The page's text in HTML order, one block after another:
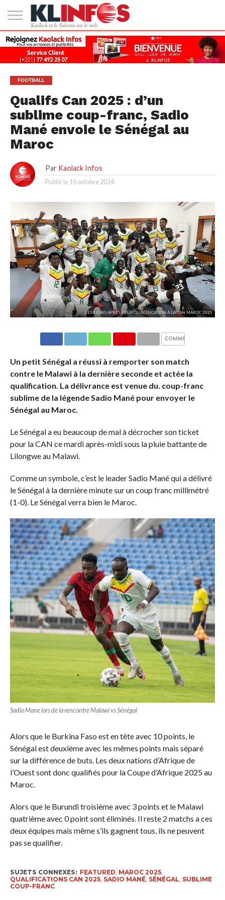
#2
(PAS
DE
TITRE)
KAOLACK
POLITIQUE
ECONOMIE
SOCIÉTÉ
CULTURE
PEOPLE
SPORT
SANTÉ
AFRIQUE
INTERNATIONAL
EMPLOI &
FORMATION
FOOTBALL
Qualifs Can 2025 : d’un
sublime coup-franc, Sadio
Mané envoie le Sénégal au
Maroc
Par Kaolack Infos
Publié le 15 octobre 2024
LES LIONS APRÈS LEUR QUALIFICATION À LA CAN MAROC 2025
COMMENTAIRES
Un petit Sénégal a réussi à remporter son match
contre le Malawi à la dernière seconde et actée la
qualification. La délivrance est venue du. coup-franc
sublime de la légende Sadio Mané pour envoyer le
Sénégal au Maroc.
Le Sénégal a eu beaucoup de mal à décrocher son ticket
pour la CAN ce mardi après-midi sous la pluie battante de
Lilongwe au Malawi.
Comme un symbole, c’est le leader Sadio Mané qui a délivré
le Sénégal à la dernière minute sur un coup franc millimétré
(1-0). Le Sénégal verra bien le Maroc.
Sadio Mane lors de la rencontre Malawi vs Sénégal
Alors que le Burkina Faso est en tête avec 10 points, le
Sénégal est deuxième avec les mêmes points mais séparé
sur la différence de buts. Les deux nations d’Afrique de
l’Ouest sont donc qualifiés pour la Coupe d’Afrique 2025 au
Maroc.
Alors que le Burundi troisième avec 3 points et le Malawi
quatrième avec 0 point sont éliminés. Il reste 2 matchs a ces
deux équipes mais même s’ils gagnent tous, ils ne peuvent
pas se qualifier.
SUJETS CONNEXES: FEATURED, MAROC 2025,
QUALIFICATIONS CAN 2025, SADIO MANÉ, SÉNÉGAL, SUBLIME
COUP-FRANC